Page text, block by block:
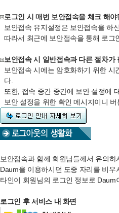
로그인 시 매번 보안접속을 체크 해
보안접속 유지설정은 보안접속을 하
따라서 최근에 보안접속을 통해 로그
보안접속 시 일반접속과 다른 절차가
보안접속 시에는 암호화하기 위한
다.
또한, 접속 중간 중간에 보안 설정에
보안 설정을 위한 확인 메시지이니
보안접속과 함께 회원님들께서 유의하
Daum을 이용하시던 도중 자리를 비
타인이 회원님의 로그인 정보로 Daum
로그인 후 서비스 내 화면